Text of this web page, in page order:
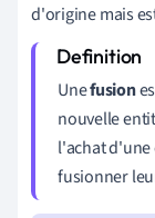
d'origine mais
Unefusion
nouvelle
l'achat d'une
fusionner